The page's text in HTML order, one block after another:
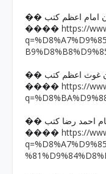
امام اعظم کتب
���� https://
غوث اعظم کتب
���� https://
احمد رضا کتب
���� https://